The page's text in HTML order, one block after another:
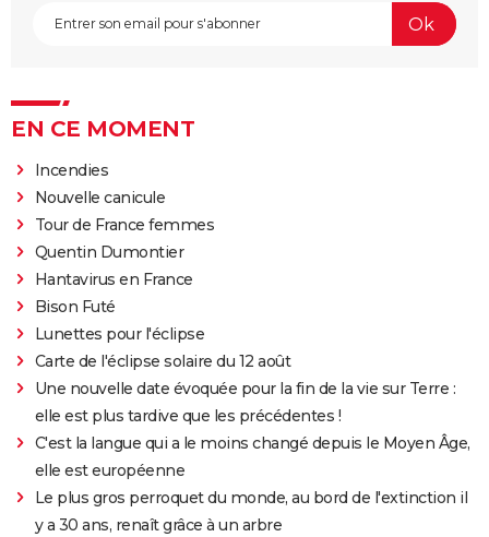
EN CE MOMENT
Incendies
Nouvelle canicule
Tour de France femmes
Quentin Dumontier
Hantavirus en France
Bison Futé
Lunettes pour l'éclipse
Carte de l'éclipse solaire du 12 août
Une nouvelle date évoquée pour la fin de la vie sur Terre :
elle est plus tardive que les précédentes !
C'est la langue qui a le moins changé depuis le Moyen Âge,
elle est européenne
Le plus gros perroquet du monde, au bord de l'extinction il
y a 30 ans, renaît grâce à un arbre